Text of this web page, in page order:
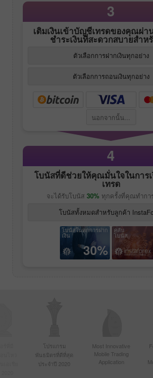
3
เติมเงินเข้าบัญชีเทรดของคุณผ่า
ชำระเงินที่สะดวกสบายสำ
ตัวเลือกการฝากเงินทุกอย่าง
ตัวเลือกการถอนเงินทุกอย่าง
นอกจากนั้น...
4
โบนัสที่ดีช่วยให้คุณมั่นใจในการ
เทรด
จะได้รับโบนัส 30% ทุกครั้งที่คุณทำกา
โบนัสทั้งหมดสำหรับลูกค้า
โบนัสในทุกการฝาก
เงิน
30%
คลับ
โบนัส
โปรแกรม
พันธมิตรที่ดีที่สุด
ประจำปี 2020
Most Innovative
Mobile Trading
Application